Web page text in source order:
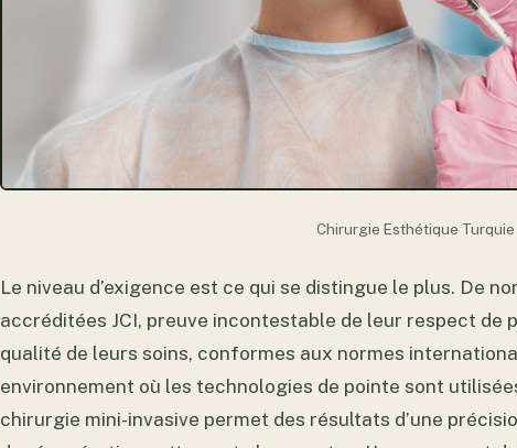
Chirurgie Esthétique Turquie
Le niveau d’exigence est ce qui se distingue le plus. De
accréditées JCI, preuve incontestable de leur respect de
qualité de leurs soins, conformes aux normes
environnement où les technologies de pointe sont
chirurgie mini-invasive permet des résultats d’une